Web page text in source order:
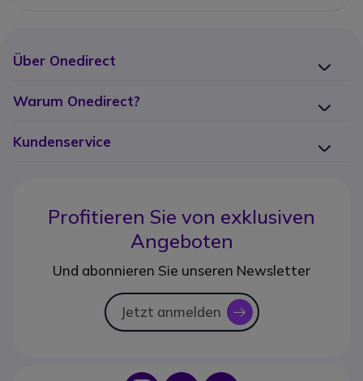
Über Onedirect
Warum Onedirect?
Kundenservice
Profitieren Sie von exklusiven
Angeboten
Und abonnieren Sie unseren Newsletter
Jetzt anmelden icon